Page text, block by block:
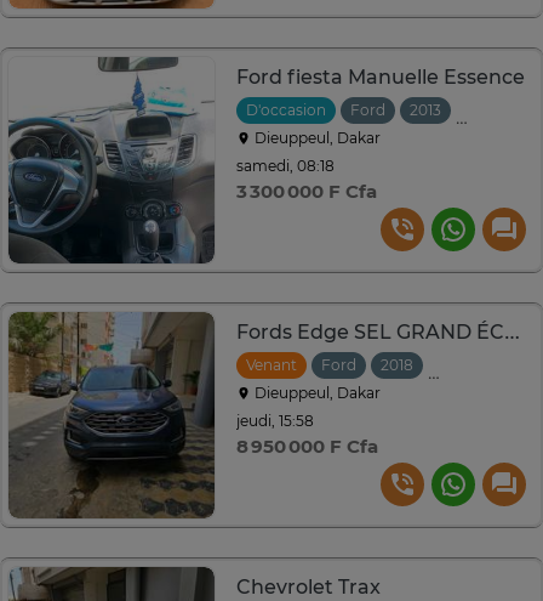
Ford fiesta Manuelle Essence
D'occasion Ford 2013
Dieuppeul, Dakar
samedi, 08:18
3 300 000 F Cfa
Fords Edge SEL GRAND ÉCRAN
Venant Ford 2018
Dieuppeul, Dakar
jeudi, 15:58
8 950 000 F Cfa
Chevrolet Trax